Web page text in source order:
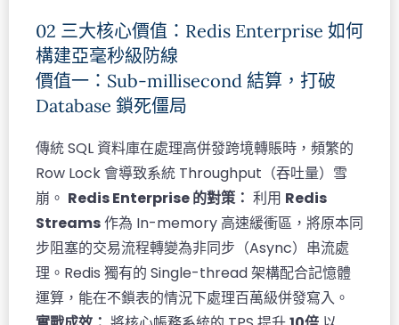
02 三大核心價值：Redis Enterprise 如何
構建亞毫秒級防線
價值一：Sub-millisecond 結算，打破
Database 鎖死僵局
傳統 SQL 資料庫在處理高併發跨境轉賬時，頻繁的
Row Lock 會導致系統 Throughput（吞吐量）雪
崩。 Redis Enterprise 的對策： 利用 Redis
Streams作為 In-memory 高速緩衝區，將原本同
步阻塞的交易流程轉變為非同步（Async）串流處
理。Redis 獨有的 Single-thread 架構配合記憶體
運算，能在不鎖表的情況下處理百萬級併發寫入。